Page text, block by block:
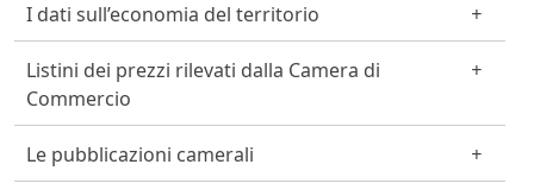
I dati sull’economia del territorio
Listini dei prezzi rilevati dalla Camera di
Commercio
Le pubblicazioni camerali